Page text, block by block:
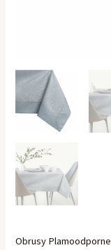
Obrusy Plamoodporne